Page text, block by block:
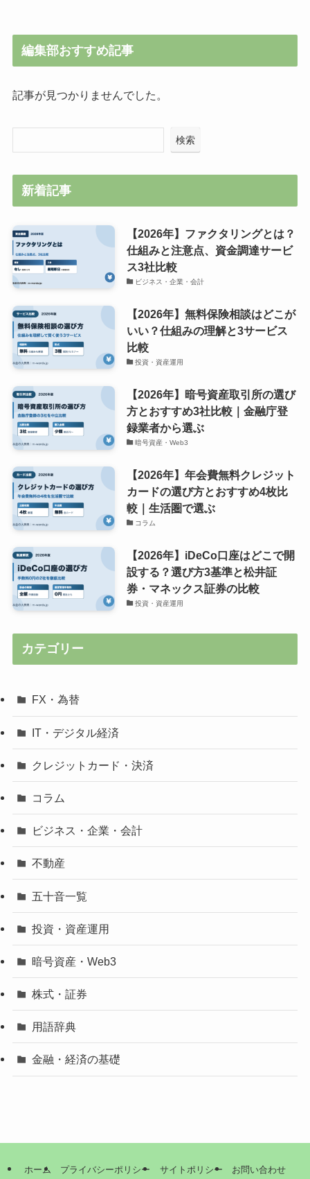
編集部おすすめ記事
記事が見つかりませんでした。
検索
新着記事
【2026年】ファクタリングとは？
仕組みと注意点、資金調達サービ
ス3社比較
ビジネス・企業・会計
【2026年】無料保険相談はどこが
いい？仕組みの理解と3サービス
比較
投資・資産運用
【2026年】暗号資産取引所の選び
方とおすすめ3社比較｜金融庁登
録業者から選ぶ
暗号資産・Web3
【2026年】年会費無料クレジット
カードの選び方とおすすめ4枚比
較｜生活圏で選ぶ
コラム
【2026年】iDeCo口座はどこで開
設する？選び方3基準と松井証
券・マネックス証券の比較
投資・資産運用
カテゴリー
FX・為替
IT・デジタル経済
クレジットカード・決済
コラム
ビジネス・企業・会計
不動産
五十音一覧
投資・資産運用
暗号資産・Web3
株式・証券
用語辞典
金融・経済の基礎
ホーム プライバシーポリシー サイトポリシー お問い合わせ